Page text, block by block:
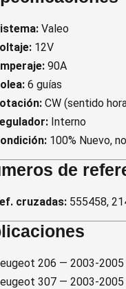
Valeo
12V
90A
6 guías
CW (sentido
Interno
100% Nuevo,
de
cruzadas: 555458,
206 — 2003-2005
307 — 2003-2005